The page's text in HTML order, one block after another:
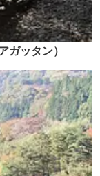
ガッタン）